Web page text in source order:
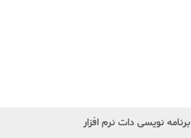
برنامه نویسی دات نرم افزار